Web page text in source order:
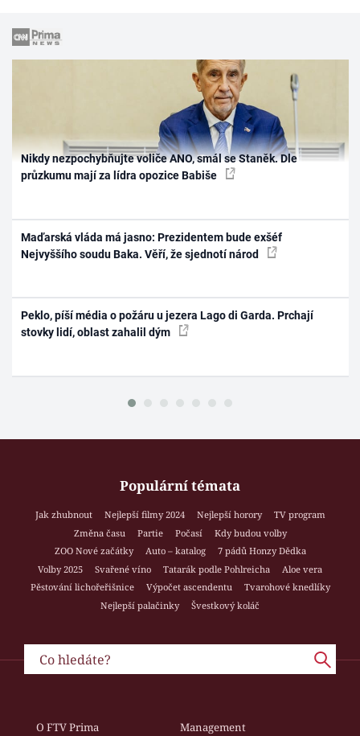
Nikdy nezpochybňujte voliče ANO, smál se Staněk. Dle
průzkumu mají za lídra opozice Babiše
Maďarská vláda má jasno: Prezidentem bude exšéf
Nejvyššího soudu Baka. Věří, že sjednotí národ
Peklo, píší média o požáru u jezera Lago di Garda. Prchají
stovky lidí, oblast zahalil dým
Populární témata
Jak zhubnout Nejlepší filmy 2024 Nejlepší horory
TV program
Změna času
Partie Počasí
Kdy budou volby
ZOO Nové začátky
Auto – katalog
7 pádů Honzy Dědka
Volby 2025
Svařené víno Tatarák podle Pohlreicha
Aloe vera
Pěstování lichořeřišnice
Výpočet ascendentu
Tvarohové knedlíky
Nejlepší palačinky
Švestkový koláč
O FTV Prima
Management